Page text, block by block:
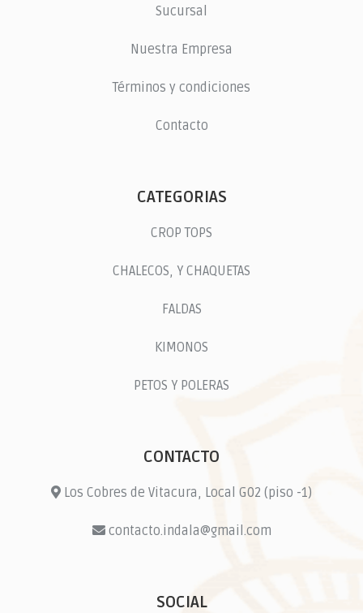
Sucursal
Nuestra Empresa
Términos y condiciones
Contacto
CATEGORIAS
CROP TOPS
CHALECOS, Y CHAQUETAS
FALDAS
KIMONOS
PETOS Y POLERAS
CONTACTO
Los Cobres de Vitacura, Local G02 (piso -1)
contacto.indala@gmail.com
SOCIAL